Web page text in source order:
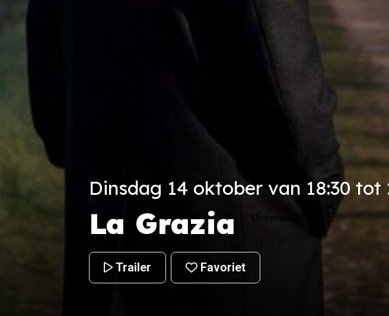
Dinsdag 14 oktober van 18:30 tot
La Grazia Uitverkocht
Trailer Favoriet